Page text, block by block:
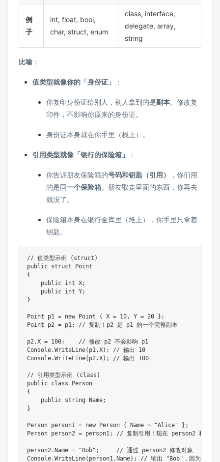
例
子
int, float, bool,
char, struct, enum
class, interface,
delegate, array,
string
比喻 ：
值类型就像你的「身份证」 ：
你复印身份证给别人，别人拿到的是副本。修改复
印件，不影响你原来的身份证。
身份证本身就在你手里（栈上）。
引用类型就像「银行的保险箱」 ：
你告诉朋友保险箱的号码和钥匙（引用）
，你们用
的是同一个保险箱。朋友取走里面的东西，你再去
就没了。
保险箱本身在银行金库里（堆上），你手里只拿着
钥匙。
// 值类型示例 (struct)
public struct
Point
{
public int X;
public int Y;
}
Point p1 = new Point { X = 10, Y = 20 } ;
Point p2 = p1; // 复制！p2 是 p1 的一个完整副本
p2.X = 100;
// 修改 p2 不会影响 p1
Console.WriteLine( p1.X) ;
// 输出 10
Console.WriteLine( p2.X) ; // 输出 100
// 引用类型示例 (class)
public class
Person
{
public string Name;
}
Person person1 = new Person { Name = "Alice" } ;
Person person2 = person1; // 复制引用！现在 person2 和
person2. Name = "Bob" ;
// 通过 person2 修改对象
Console.WriteLine( person1. Name) ; // 输出 "Bob"，因为